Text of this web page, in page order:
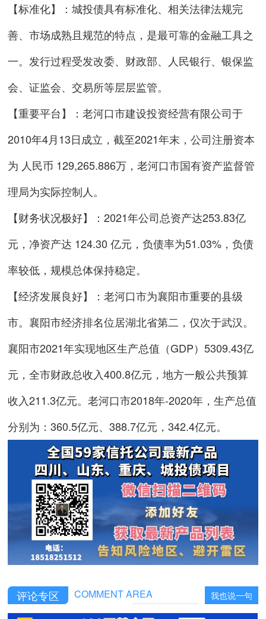
【标准化】：城投债具有标准化、相关法律法规完
善、市场成熟且规范的特点，是最可靠的金融工具之
一。发行过程受发改委、财政部、人民银行、银保监
会、证监会、交易所等层层监管。
【重要平台】：老河口市建设投资经营有限公司于
2010年4月13日成立，截至2021年末，公司注册资本
为 人民币 129,265.886万，老河口市国有资产监督管
理局为实际控制人。
【财务状况极好】：2021年公司总资产达253.83亿
元，净资产达 124.30 亿元，负债率为51.03%，负债
率较低，规模总体保持稳定。
【经济发展良好】：老河口市为襄阳市重要的县级
市。襄阳市经济排名位居湖北省第二，仅次于武汉。
襄阳市2021年实现地区生产总值（GDP）5309.43亿
元，全市财政总收入400.8亿元，地方一般公共预算
收入211.3亿元。老河口市2018年-2020年，生产总值
分别为：360.5亿元、388.7亿元，342.4亿元。
评论专区 COMMENT AREA 我也说一句